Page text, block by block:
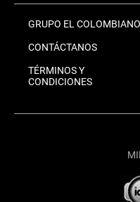
GRUPO EL COLOMBIANO
CONTÁCTANOS
TÉRMINOS Y
CONDICIONES